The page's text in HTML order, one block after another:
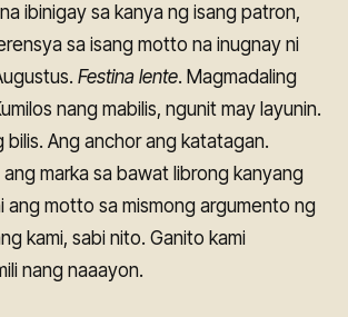
ibinigay sa kanya ng isang patron,
sa isang motto na inugnay ni
Festina lente. Magmadaling
nang mabilis, ngunit may layunin.
bilis. Ang anchor ang katatagan.
ang marka sa bawat librong kanyang
ang motto sa mismong argumento ng
kami, sabi nito. Ganito kami
nang naaayon.